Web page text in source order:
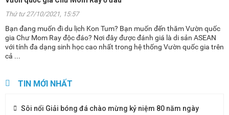
Thứ tư 27/10/2021, 15:57
Bạn đang muốn đi du lịch Kon Tum? Bạn muốn đến thăm Vườn quốc
gia Chư Mom Ray độc đáo? Nơi đây được đánh giá là di sản ASEAN
với tính đa dạng sinh học cao nhất trong hệ thống Vườn quốc gia trên
cả ...
TIN MỚI NHẤT
Sôi nổi Giải bóng đá chào mừng kỷ niệm 80 năm ngày